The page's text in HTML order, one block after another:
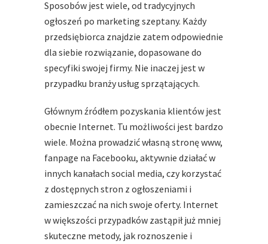
Sposobów jest wiele, od tradycyjnych
ogłoszeń po marketing szeptany. Każdy
przedsiębiorca znajdzie zatem odpowiednie
dla siebie rozwiązanie, dopasowane do
specyfiki swojej firmy. Nie inaczej jest w
przypadku branży usług sprzątających.
Głównym źródłem pozyskania klientów jest
obecnie Internet. Tu możliwości jest bardzo
wiele. Można prowadzić własną stronę www,
fanpage na Facebooku, aktywnie działać w
innych kanałach social media, czy korzystać
z dostępnych stron z ogłoszeniami i
zamieszczać na nich swoje oferty. Internet
w większości przypadków zastąpił już mniej
skuteczne metody, jak roznoszenie i